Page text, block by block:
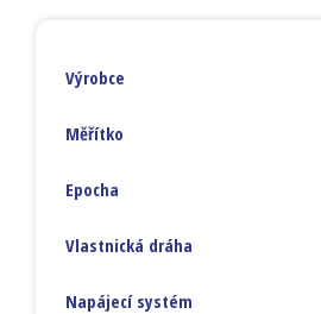
Výrobce
Měřítko
Epocha
Vlastnická dráha
Napájecí systém